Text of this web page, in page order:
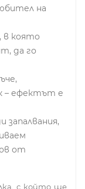
на
в която
да го
– ефектът е
запалвания,
от
с който ще